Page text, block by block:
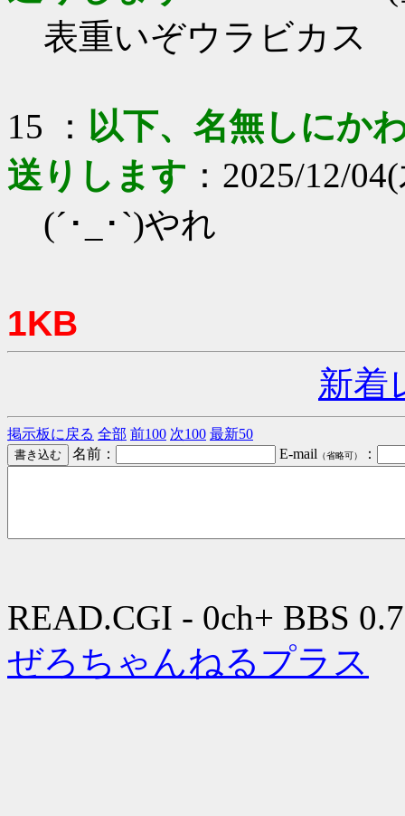
表重いぞウラビカス
15 ： 以下、名無しにか
送りします ：2025/12/
(´･_･`)やれ
1KB
新着
掲示板に戻る 全部 前100 次100 最新50
名前：
E-mail （省略可） ：
READ.CGI - 0ch+ BBS
ぜろちゃんねるプラス